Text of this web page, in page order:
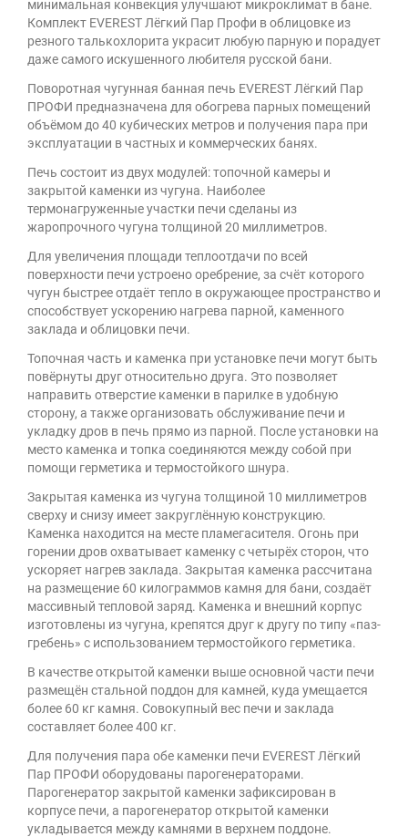
минимальная конвекция улучшают микроклимат в бане.
Комплект EVEREST Лёгкий Пар Профи в облицовке из
резного талькохлорита украсит любую парную и порадует
даже самого искушенного любителя русской бани.
Поворотная чугунная банная печь EVEREST Лёгкий Пар
ПРОФИ предназначена для обогрева парных помещений
объёмом до 40 кубических метров и получения пара при
эксплуатации в частных и коммерческих банях.
Печь состоит из двух модулей: топочной камеры и
закрытой каменки из чугуна. Наиболее
термонагруженные участки печи сделаны из
жаропрочного чугуна толщиной 20 миллиметров.
Для увеличения площади теплоотдачи по всей
поверхности печи устроено оребрение, за счёт которого
чугун быстрее отдаёт тепло в окружающее пространство и
способствует ускорению нагрева парной, каменного
заклада и облицовки печи.
Топочная часть и каменка при установке печи могут быть
повёрнуты друг относительно друга. Это позволяет
направить отверстие каменки в парилке в удобную
сторону, а также организовать обслуживание печи и
укладку дров в печь прямо из парной. После установки на
место каменка и топка соединяются между собой при
помощи герметика и термостойкого шнура.
Закрытая каменка из чугуна толщиной 10 миллиметров
сверху и снизу имеет закруглённую конструкцию.
Каменка находится на месте пламегасителя. Огонь при
горении дров охватывает каменку с четырёх сторон, что
ускоряет нагрев заклада. Закрытая каменка рассчитана
на размещение 60 килограммов камня для бани, создаёт
массивный тепловой заряд. Каменка и внешний корпус
изготовлены из чугуна, крепятся друг к другу по типу «паз-
гребень» с использованием термостойкого герметика.
В качестве открытой каменки выше основной части печи
размещён стальной поддон для камней, куда умещается
более 60 кг камня. Совокупный вес печи и заклада
составляет более 400 кг.
Для получения пара обе каменки печи EVEREST Лёгкий
Пар ПРОФИ оборудованы парогенераторами.
Парогенератор закрытой каменки зафиксирован в
корпусе печи, а парогенератор открытой каменки
укладывается между камнями в верхнем поддоне.